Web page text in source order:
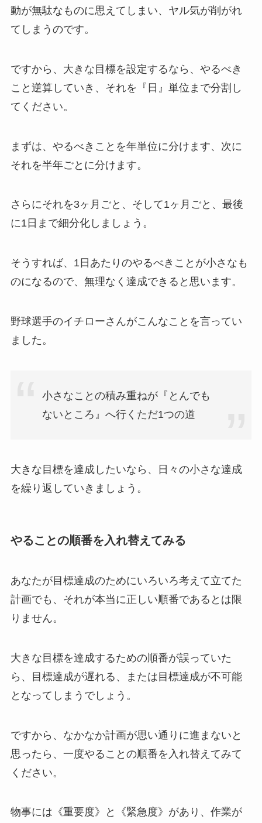
動が無駄なものに思えてしまい、ヤル気が削がれ
てしまうのです。
ですから、大きな目標を設定するなら、やるべき
こと逆算していき、それを『日』単位まで分割し
てください。
まずは、やるべきことを年単位に分けます、次に
それを半年ごとに分けます。
さらにそれを3ヶ月ごと、そして1ヶ月ごと、最後
に1日まで細分化しましょう。
そうすれば、1日あたりのやるべきことが小さなも
のになるので、無理なく達成できると思います。
野球選手のイチローさんがこんなことを言ってい
ました。
小さなことの積み重ねが『とんでも
ないところ』へ行くただ1つの道
大きな目標を達成したいなら、日々の小さな達成
を繰り返していきましょう。
やることの順番を入れ替えてみる
あなたが目標達成のためにいろいろ考えて立てた
計画でも、それが本当に正しい順番であるとは限
りません。
大きな目標を達成するための順番が誤っていた
ら、目標達成が遅れる、または目標達成が不可能
となってしまうでしょう。
ですから、なかなか計画が思い通りに進まないと
思ったら、一度やることの順番を入れ替えてみて
ください。
物事には《重要度》と《緊急度》があり、作業が